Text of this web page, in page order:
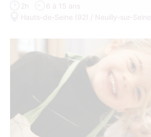
2h
6 à 15 ans
Hauts-de-Seine (92) / Neuilly-sur-Seine